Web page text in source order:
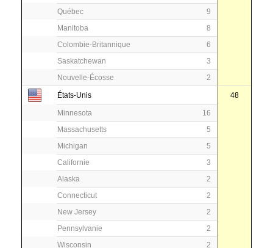
Québec
9
Manitoba
8
Colombie-Britannique
6
Saskatchewan
3
Nouvelle-Écosse
2
États-Unis 48
Minnesota
16
Massachusetts
5
Michigan
5
Californie
3
Alaska
2
Connecticut
2
New Jersey
2
Pennsylvanie
2
Wisconsin
2